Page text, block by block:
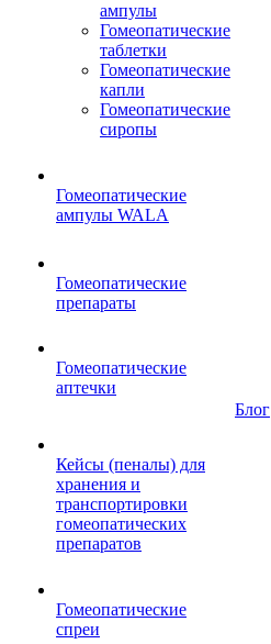
ампулы
Гомеопатические
таблетки
Гомеопатические
капли
Гомеопатические
сиропы
Гомеопатические
ампулы WALA
Гомеопатические
препараты
Гомеопатические
аптечки
Кейсы (пеналы) для
хранения и
транспортировки
гомеопатических
препаратов
Гомеопатические
спреи
Блог